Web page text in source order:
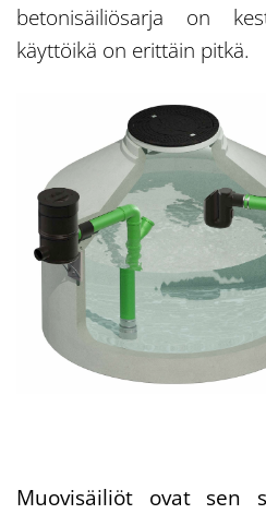
betonisäiliösarja on
käyttöikä on erittäin pitkä.
Muovisäiliöt ovat sen